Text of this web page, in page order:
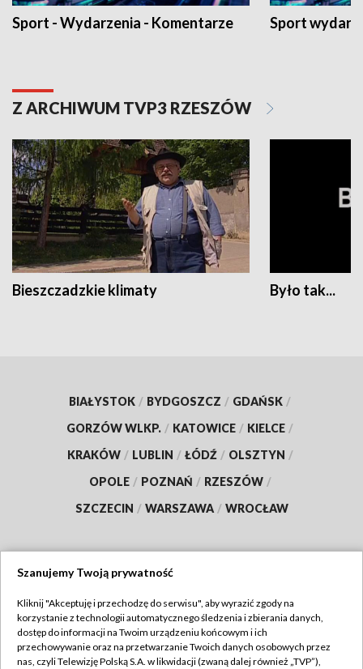
Sport - Wydarzenia - Komentarze Sport
Z ARCHIWUM TVP3 RZESZÓW
Bieszczadzkie klimaty Było tak...
BIAŁYSTOK / BYDGOSZCZ / GDAŃSK /
GORZÓW WLKP. / KATOWICE / KIELCE /
KRAKÓW / LUBLIN / ŁÓDŹ / OLSZTYN /
OPOLE / POZNAŃ / RZESZÓW /
SZCZECIN / WARSZAWA / WROCŁAW
TVP
Abonament TVP
Regulamin TVP
Szanujemy Twoją prywatność
Kliknij "Akceptuję i przechodzę do serwisu", aby wyrazić zgody na
korzystanie z technologii automatycznego śledzenia i zbierania danych,
dostęp do informacji na Twoim urządzeniu końcowym i ich
przechowywanie oraz na przetwarzanie Twoich danych osobowych przez
nas, czyli Telewizję Polską S.A. w likwidacji (zwaną dalej również „TVP”),